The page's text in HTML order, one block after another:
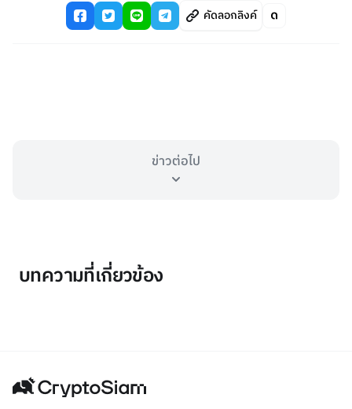
คัดลอกลิงค์
ข่าวต่อไป
บทความที่เกี่ยวข้อง